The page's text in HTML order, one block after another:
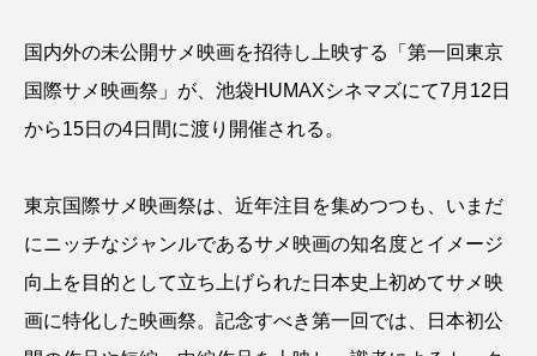
国内外の未公開サメ映画を招待し上映する「第一回東京
国際サメ映画祭」が、池袋HUMAXシネマズにて7月12日
から15日の4日間に渡り開催される。
東京国際サメ映画祭は、近年注目を集めつつも、いまだ
にニッチなジャンルであるサメ映画の知名度とイメージ
向上を目的として立ち上げられた日本史上初めてサメ映
画に特化した映画祭。記念すべき第一回では、日本初公